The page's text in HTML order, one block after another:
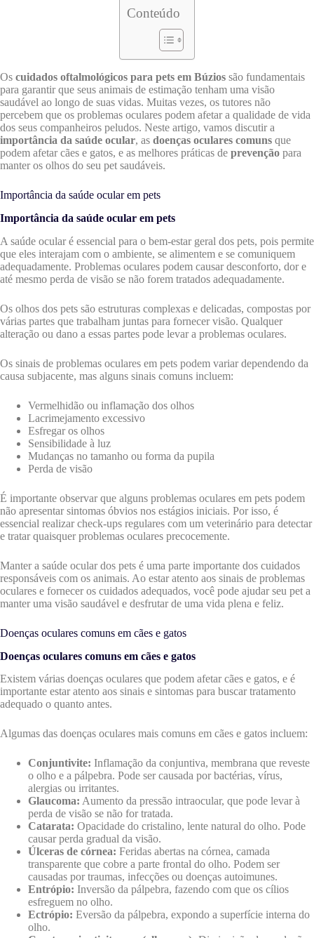
Conteúdo
Os cuidados oftalmológicos para pets em Búzios são fundamentais
para garantir que seus animais de estimação tenham uma visão
saudável ao longo de suas vidas. Muitas vezes, os tutores não
percebem que os problemas oculares podem afetar a qualidade de vida
dos seus companheiros peludos. Neste artigo, vamos discutir a
importância da saúde ocular, as doenças oculares comuns que
podem afetar cães e gatos, e as melhores práticas de prevenção para
manter os olhos do seu pet saudáveis.
Importância da saúde ocular em pets
Importância da saúde ocular em pets
A saúde ocular é essencial para o bem-estar geral dos pets, pois permite
que eles interajam com o ambiente, se alimentem e se comuniquem
adequadamente. Problemas oculares podem causar desconforto, dor e
até mesmo perda de visão se não forem tratados adequadamente.
Os olhos dos pets são estruturas complexas e delicadas, compostas por
várias partes que trabalham juntas para fornecer visão. Qualquer
alteração ou dano a essas partes pode levar a problemas oculares.
Os sinais de problemas oculares em pets podem variar dependendo da
causa subjacente, mas alguns sinais comuns incluem:
Vermelhidão ou inflamação dos olhos
Lacrimejamento excessivo
Esfregar os olhos
Sensibilidade à luz
Mudanças no tamanho ou forma da pupila
Perda de visão
É importante observar que alguns problemas oculares em pets podem
não apresentar sintomas óbvios nos estágios iniciais. Por isso, é
essencial realizar check-ups regulares com um veterinário para detectar
e tratar quaisquer problemas oculares precocemente.
Manter a saúde ocular dos pets é uma parte importante dos cuidados
responsáveis com os animais. Ao estar atento aos sinais de problemas
oculares e fornecer os cuidados adequados, você pode ajudar seu pet a
manter uma visão saudável e desfrutar de uma vida plena e feliz.
Doenças oculares comuns em cães e gatos
Doenças oculares comuns em cães e gatos
Existem várias doenças oculares que podem afetar cães e gatos, e é
importante estar atento aos sinais e sintomas para buscar tratamento
adequado o quanto antes.
Algumas das doenças oculares mais comuns em cães e gatos incluem:
Conjuntivite: Inflamação da conjuntiva, membrana que reveste
o olho e a pálpebra. Pode ser causada por bactérias, vírus,
alergias ou irritantes.
Glaucoma: Aumento da pressão intraocular, que pode levar à
perda de visão se não for tratada.
Catarata: Opacidade do cristalino, lente natural do olho. Pode
causar perda gradual da visão.
Úlceras de córnea: Feridas abertas na córnea, camada
transparente que cobre a parte frontal do olho. Podem ser
causadas por traumas, infecções ou doenças autoimunes.
Entrópio: Inversão da pálpebra, fazendo com que os cílios
esfreguem no olho.
Ectrópio: Eversão da pálpebra, expondo a superfície interna do
olho.